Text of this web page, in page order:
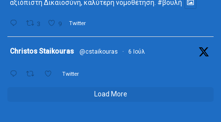
αξιόπιστη Δικαιοσύνη, καλύτερη νομοθέτηση. #βουλή
3 9 Twitter
Christos Staikouras @cstaikouras · 6 Ιούλ
Twitter
Load More